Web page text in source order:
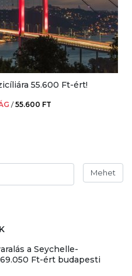
55.600 Ft-ért!
/55.600 FT
Mehet
a Seychelle-
Ft-ért budapesti